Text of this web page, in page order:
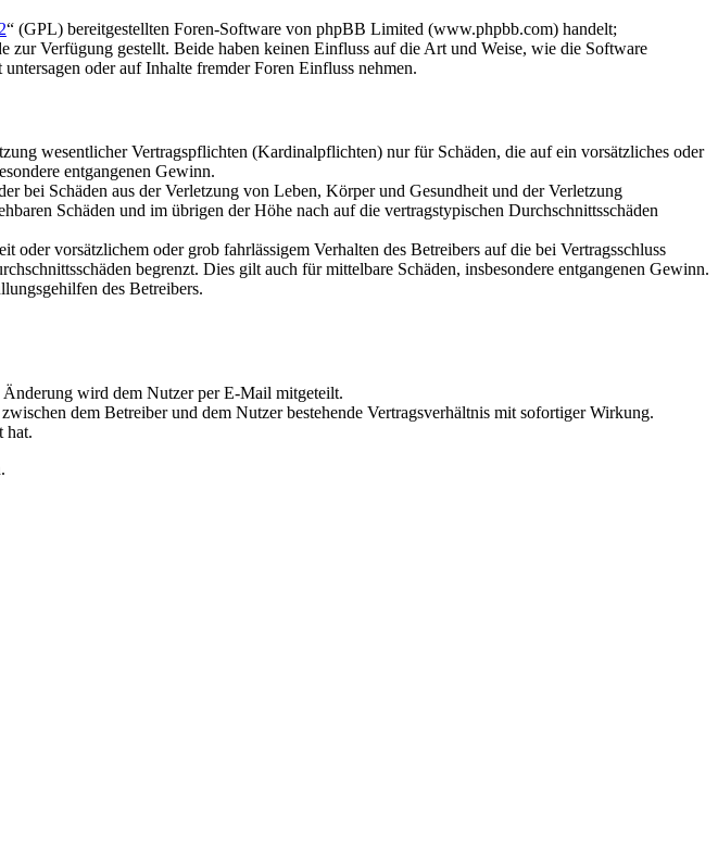
“ (GPL) bereitgestellten Foren-Software von phpBB Limited (www.phpbb.com) handelt;
Verfügung gestellt. Beide haben keinen Einfluss auf die Art und Weise, wie die Software
oder auf Inhalte fremder Foren Einfluss nehmen.
wesentlicher Vertragspflichten (Kardinalpflichten) nur für Schäden, die auf ein vorsätzliches oder
entgangenen Gewinn.
bei Schäden aus der Verletzung von Leben, Körper und Gesundheit und der Verletzung
Schäden und im übrigen der Höhe nach auf die vertragstypischen Durchschnittsschäden
vorsätzlichem oder grob fahrlässigem Verhalten des Betreibers auf die bei Vertragsschluss
begrenzt. Dies gilt auch für mittelbare Schäden, insbesondere entgangenen Gewinn.
des Betreibers.
wird dem Nutzer per E-Mail mitgeteilt.
dem Betreiber und dem Nutzer bestehende Vertragsverhältnis mit sofortiger Wirkung.
hat.